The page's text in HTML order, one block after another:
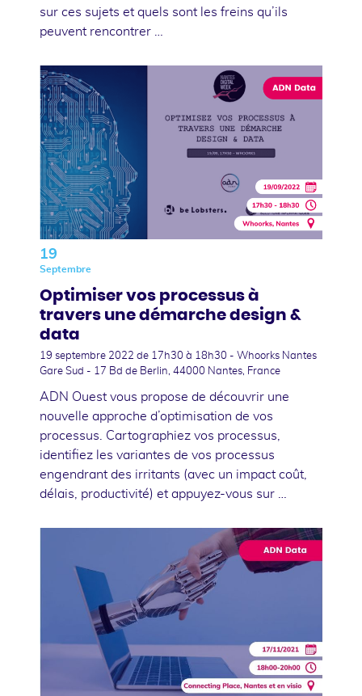
sur ces sujets et quels sont les freins qu’ils
peuvent rencontrer …
19
Septembre
Optimiser vos processus à
travers une démarche design &
data
19 septembre 2022 de 17h30 à 18h30 - Whoorks Nantes
Gare Sud - 17 Bd de Berlin, 44000 Nantes, France
ADN Ouest vous propose de découvrir une
nouvelle approche d’optimisation de vos
processus. Cartographiez vos processus,
identifiez les variantes de vos processus
engendrant des irritants (avec un impact coût,
délais, productivité) et appuyez-vous sur …